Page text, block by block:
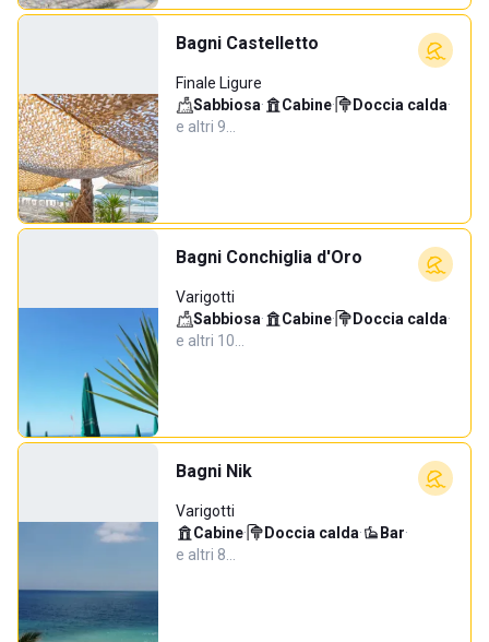
Bagni Castelletto
Finale Ligure
Sabbiosa· Cabine· Doccia calda·
e altri 9…
Bagni Conchiglia d'Oro
Varigotti
Sabbiosa· Cabine· Doccia calda·
e altri 10…
Bagni Nik
Varigotti
Cabine· Doccia calda· Bar·
e altri 8…